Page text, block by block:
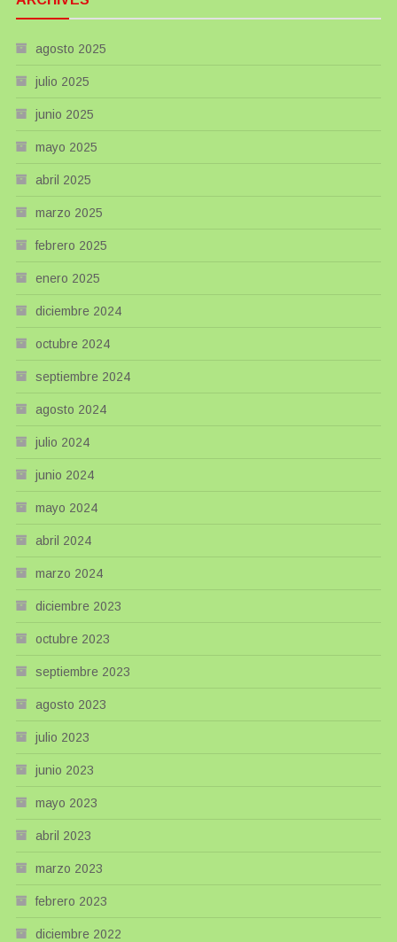
agosto 2025
julio 2025
junio 2025
mayo 2025
abril 2025
marzo 2025
febrero 2025
enero 2025
diciembre 2024
octubre 2024
septiembre 2024
agosto 2024
julio 2024
junio 2024
mayo 2024
abril 2024
marzo 2024
diciembre 2023
octubre 2023
septiembre 2023
agosto 2023
julio 2023
junio 2023
mayo 2023
abril 2023
marzo 2023
febrero 2023
diciembre 2022